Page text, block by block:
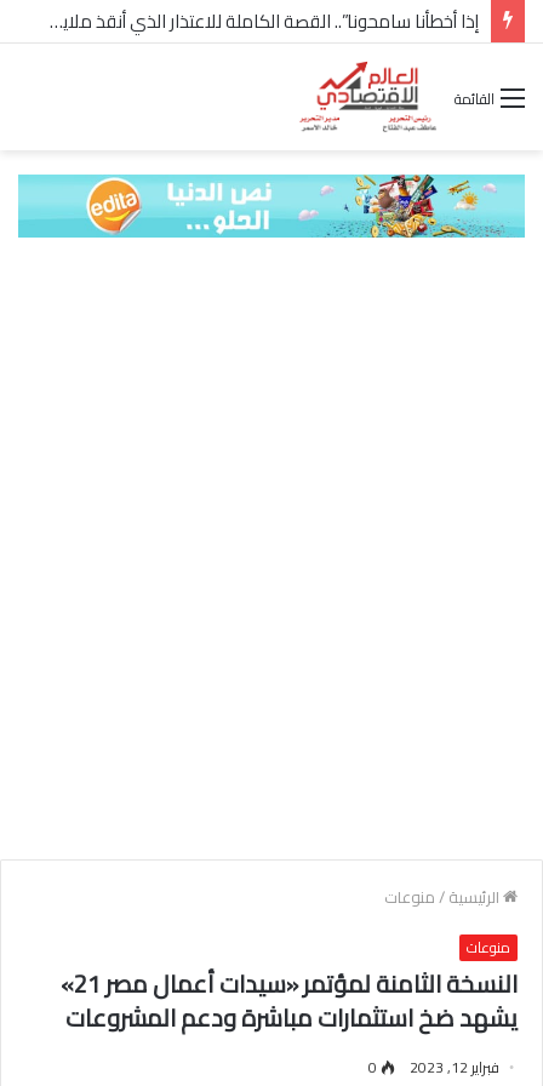
شركة “Scope Developments” تعلن تولي أحمد كمال عيسى منصب الرئيس التنفيذي للقطاع التجاري
القائمة
الرئيسية/منوعات
منوعات
النسخة الثامنة لمؤتمر «سيدات أعمال مصر 21»
يشهد ضخ استثمارات مباشرة ودعم المشروعات
فبراير 12, 2023 0